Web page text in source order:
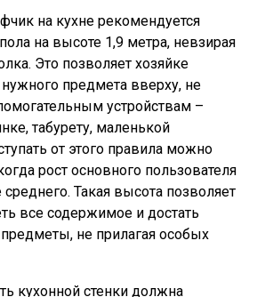
на кухне рекомендуется
на высоте 1,9 метра, невзирая
Это позволяет хозяйке
нужного предмета вверху, не
устройствам –
табурету, маленькой
от этого правила можно
рост основного пользователя
Такая высота позволяет
все содержимое и достать
не прилагая особых
кухонной стенки должна